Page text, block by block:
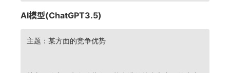
AI模型(ChatGPT3.5)
主题：某方面的竞争优势